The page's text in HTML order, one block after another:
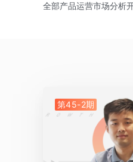
全部产品运营市场分析
第45-2期